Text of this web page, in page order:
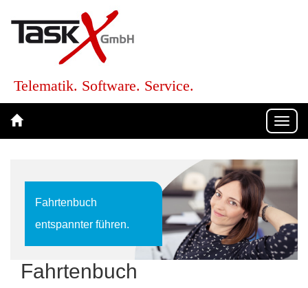
Telematik. Software. Service.
Fahrtenbuch
entspannter führen.
Fahrtenbuch